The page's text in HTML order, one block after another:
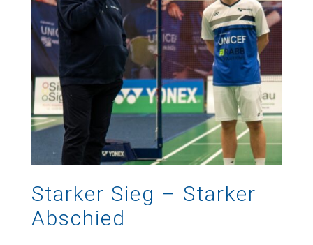
Starker Sieg – Starker
Abschied